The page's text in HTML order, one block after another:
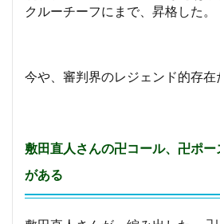
クルーチーフにまで、昇格した。
今や、審判界のレジェンド的存在
敷田直人さんの卍コール、卍ポー
がある